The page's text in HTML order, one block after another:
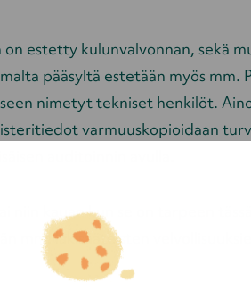
estetty kulunvalvonnan, sekä
pääsyltä estetään myös mm.
nimetyt tekniset henkilöt.
varmuuskopioidaan
auditoinnin avulla.
niin kauan kun se on tarpeen
lakisääteisten